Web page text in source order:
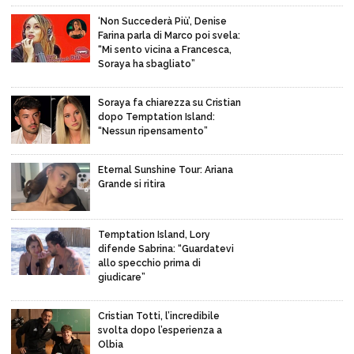
‘Non Succederà Più’, Denise
Farina parla di Marco poi svela:
“Mi sento vicina a Francesca,
Soraya ha sbagliato”
Soraya fa chiarezza su Cristian
dopo Temptation Island:
“Nessun ripensamento”
Eternal Sunshine Tour: Ariana
Grande si ritira
Temptation Island, Lory
difende Sabrina: “Guardatevi
allo specchio prima di
giudicare”
Cristian Totti, l’incredibile
svolta dopo l’esperienza a
Olbia